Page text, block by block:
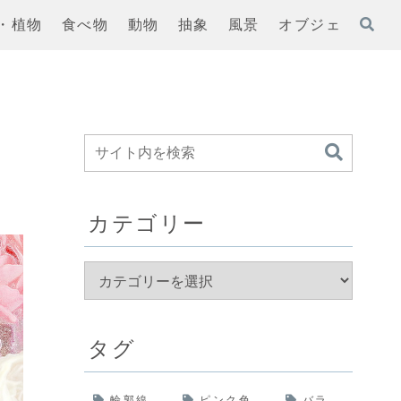
植物 食べ物 動物 抽象 風景 オブジェ
カテゴリー
タグ